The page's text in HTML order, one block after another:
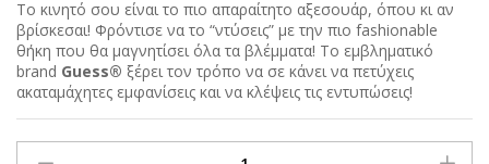
Το κινητό σου είναι το πιο απαραίτητο αξεσουάρ, όπου κι αν
βρίσκεσαι! Φρόντισε να το “ντύσεις” με την πιο fashionable
θήκη που θα μαγνητίσει όλα τα βλέμματα! Το εμβληματικό
brand Guess® ξέρει τον τρόπο να σε κάνει να πετύχεις
ακαταμάχητες εμφανίσεις και να κλέψεις τις εντυπώσεις!